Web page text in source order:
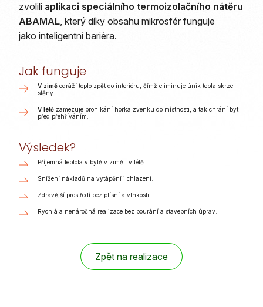
zvolili aplikaci speciálního termoizolačního nátěru
ABAMAL, který díky obsahu mikrosfér funguje
jako inteligentní bariéra.
Jak funguje
V zimě odráží teplo zpět do interiéru, čímž eliminuje únik tepla skrze
stěny.
V létě zamezuje pronikání horka zvenku do místnosti, a tak chrání byt
před přehříváním.
Výsledek?
Příjemná teplota v bytě v zimě i v létě.
Snížení nákladů na vytápění i chlazení.
Zdravější prostředí bez plísní a vlhkosti.
Rychlá a nenáročná realizace bez bourání a stavebních úprav.
Zpět na realizace